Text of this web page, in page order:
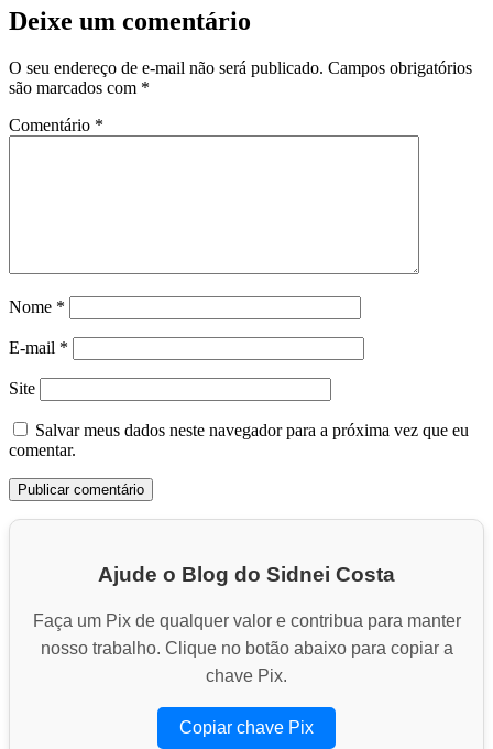
Deixe um comentário
O seu endereço de e-mail não será publicado. Campos obrigatórios
são marcados com *
Comentário *
Nome *
E-mail *
Site
Salvar meus dados neste navegador para a próxima vez que eu
comentar.
Ajude o Blog do Sidnei Costa
Faça um Pix de qualquer valor e contribua para manter
nosso trabalho. Clique no botão abaixo para copiar a
chave Pix.
Copiar chave Pix